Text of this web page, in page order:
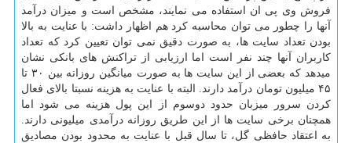
فروش وی پی ان استفاده می نمایند، مشخص است و میزان درآمد
آنها را چطور می توان محاسبه كرد هم اظهار داشت: با عنایت به بالا
بودن تعداد سایت ها، به صورت دقیق نمی توان تعیین كرد كه تعداد
كاربران آنها چند نفر است اما ارزیابی از تراكنش های بانكی نشان
میدهد كه بعضی از این سایت ها به صورت میانگین روزانه بین ۳۰ تا
۴۵ میلیون تومان درآمد دارند. البته با عنایت به هزینه نسبتا بالای فعال
كردن سرور میزبان حدود دوسوم از این پول هزینه می شود اما
همچنان برخی سایت ها از این طریق روزانه درآمدی میلیونی دارند.
به اعتقاد حافظی گل، تا سال قبل با عنایت به محدود بودن مصادیق